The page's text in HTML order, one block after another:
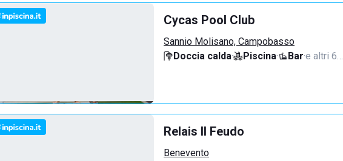
Cycas Pool Club
Sannio Molisano, Campobasso
Doccia calda· Piscina· Bar·e altri 6…
Relais Il Feudo
Benevento